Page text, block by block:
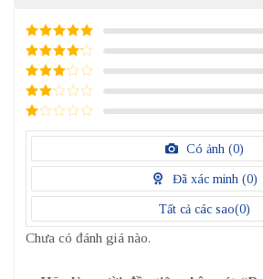
5/ 5 điểm
4/ 5
điểm
3/ 5
điểm
2/
điểm
1
điểm
Có ảnh (0)
Đã xác minh (0)
Tất cả các sao(0)
Chưa có đánh giá nào.